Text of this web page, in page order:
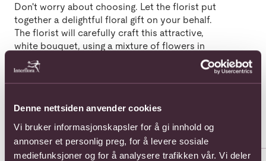
Denne nettsiden anvender cookies
Vi bruker informasjonskapsler for å gi innhold og
annonser et personlig preg, for å levere sosiale
mediefunksjoner og for å analysere trafikken vår. Vi deler
Don't worry about choosing. Let the florist put
together a delightful floral gift on your behalf.
The florist will carefully craft this attractive,
white bouquet, using a mixture of flowers in
season at the time. That means that every
bouquet will be totally unique.
Populære buketter i Bulgaria
Se mer om 11 Roses Se mer om 15 Roses Se